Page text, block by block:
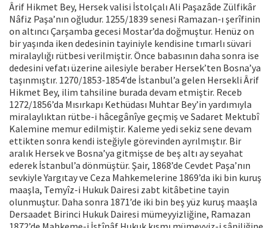
Ârif Hikmet Bey, Hersek valisi İstolçalı Ali Paşazâde Zülfikâr
Nâfiz Paşa’nın oğludur. 1255/1839 senesi Ramazan-ı şerîfinin
on altıncı Çarşamba gecesi Mostar’da doğmuştur. Henüz on
bir yaşında iken dedesinin tayiniyle kendisine tımarlı süvari
miralaylığı rütbesi verilmiştir. Önce babasının daha sonra ise
dedesini vefatı üzerine ailesiyle beraber Hersek’ten Bosna’ya
taşınmıştır. 1270/1853-1854’de İstanbul’a gelen Hersekli Ârif
Hikmet Bey, ilim tahsiline burada devam etmiştir. Receb
1272/1856’da Mısırkapı Kethüdası Muhtar Bey’in yardımıyla
miralaylıktan rütbe-i hâcegânîye geçmiş ve Sadaret Mektubî
Kalemine memur edilmiştir. Kaleme yedi sekiz sene devam
ettikten sonra kendi isteğiyle görevinden ayrılmıştır. Bir
aralık Hersek ve Bosna’ya gitmişse de beş altı ay seyahat
ederek İstanbul’a dönmüştür. Şair, 1868’de Cevdet Paşa’nın
sevkiyle Yargıtay ve Ceza Mahkemelerine 1869’da iki bin kuruş
maaşla, Temyîz-i Hukuk Dairesi zabt kitâbetine tayin
olunmuştur. Daha sonra 1871’de iki bin beş yüz kuruş maaşla
Dersaadet Birinci Hukuk Dairesi mümeyyizliğine, Ramazan